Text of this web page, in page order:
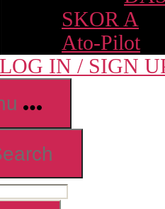
SKOR A
Ato-Pilot
LOG IN / SIGN